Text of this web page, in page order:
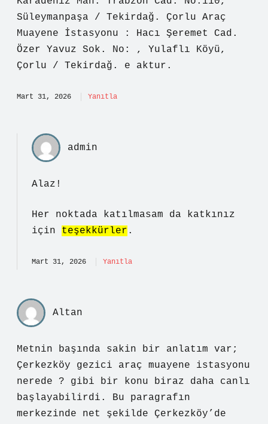
Süleymanpaşa / Tekirdağ. Çorlu Araç
Muayene İstasyonu : Hacı Şeremet Cad.
Özer Yavuz Sok. No: , Yulaflı Köyü,
Çorlu / Tekirdağ. e aktur.
Mart 31, 2026 Yanıtla
admin
Alaz!
Her noktada katılmasam da katkınız
için teşekkürler .
Mart 31, 2026 Yanıtla
Altan
Metnin başında sakin bir anlatım var;
Çerkezköy gezici araç muayene istasyonu
nerede ? gibi bir konu biraz daha canlı
başlayabilirdi. Bu paragrafın
merkezinde net şekilde Çerkezköy’de